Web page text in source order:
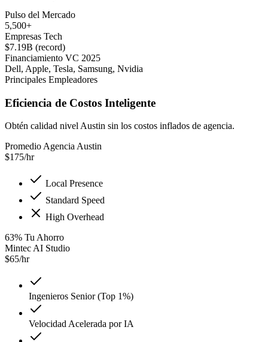
Pulso del Mercado
5,500+
Empresas Tech
$7.19B (record)
Financiamiento VC 2025
Dell, Apple, Tesla, Samsung, Nvidia
Principales Empleadores
Eficiencia de Costos Inteligente
Obtén calidad nivel Austin sin los costos inflados de agencia.
Promedio Agencia Austin
$175/hr
Local Presence
Standard Speed
High Overhead
63% Tu Ahorro
Mintec AI Studio
$65/hr
Ingenieros Senior (Top 1%)
Velocidad Acelerada por IA